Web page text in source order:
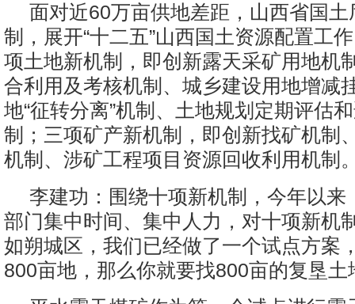
面对近60万亩供地差距，山西省国
制，展开“十二五”山西国土资源配置工
项土地新机制，即创新露天采矿用地机
合利用及考核机制、城乡建设用地增减
地“征转分离”机制、土地规划定期评估
制；三项矿产新机制，即创新找矿机制
机制、涉矿工程项目资源回收利用机制
李建功：围绕十项新机制，今年以来
部门集中时间、集中人力，对十项新机
如朔城区，我们已经做了一个试点方案
800亩地，那么你就要找800亩的复垦土